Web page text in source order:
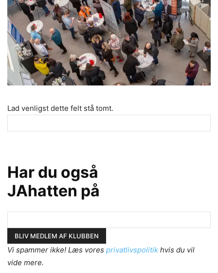
Lad venligst dette felt stå tomt.
Har du også
JAhatten på
Vi spammer ikke! Læs vores privatlivspolitik hvis du vil
vide mere.